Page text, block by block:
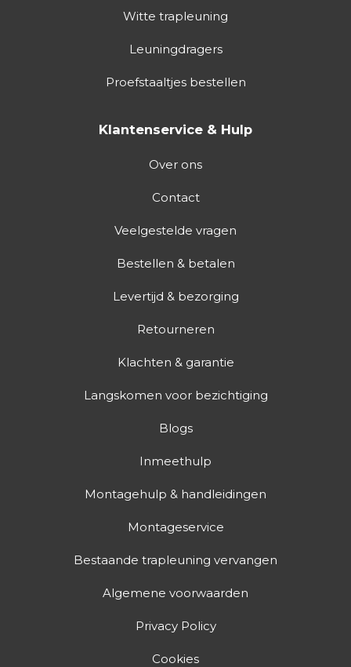
Witte trapleuning
Leuningdragers
Proefstaaltjes bestellen
Klantenservice & Hulp
Over ons
Contact
Veelgestelde vragen
Bestellen & betalen
Levertijd & bezorging
Retourneren
Klachten & garantie
Langskomen voor bezichtiging
Blogs
Inmeethulp
Montagehulp & handleidingen
Montageservice
Bestaande trapleuning vervangen
Algemene voorwaarden
Privacy Policy
Cookies